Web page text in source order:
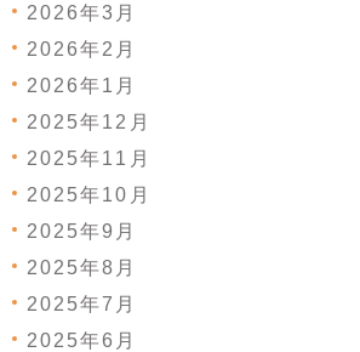
2026年3月
2026年2月
2026年1月
2025年12月
2025年11月
2025年10月
2025年9月
2025年8月
2025年7月
2025年6月